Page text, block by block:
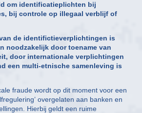
om identificatieplichten bij
bij controle op illegaal verblijf of
de identifictieverplichtingen is
noodzakelijk door toename van
door internationale verplichtingen
een multi-etnische samenleving is
fraude wordt op dit moment voor een
overgelaten aan banken en
Hierbij geldt een ruime